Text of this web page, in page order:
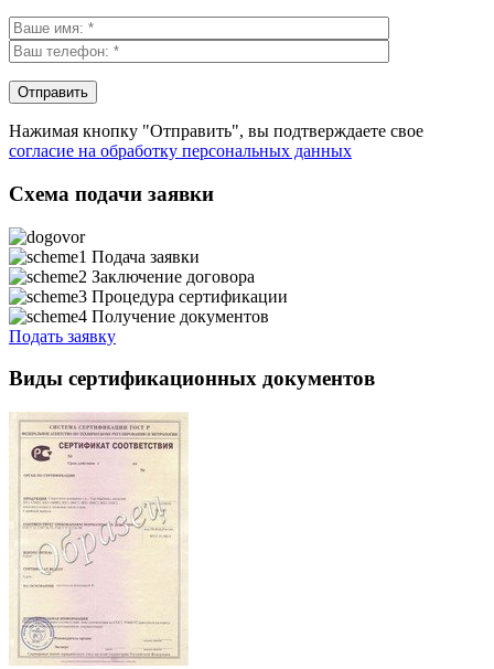
Нажимая кнопку "Отправить", вы подтверждаете свое
согласие на обработку персональных данных
Схема подачи заявки
Подача заявки
Заключение договора
Процедура сертификации
Получение документов
Подать заявку
Виды сертификационных документов